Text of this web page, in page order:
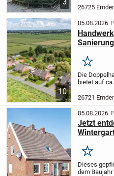
Wohnfläche
auf 1
26725
10
05.08.2026
Grundstück
Merken
Die
bietet auf
1.560 m²
Wohnideen.
26721
05.08.2026
Jetzt
Merken
Dieses
dem